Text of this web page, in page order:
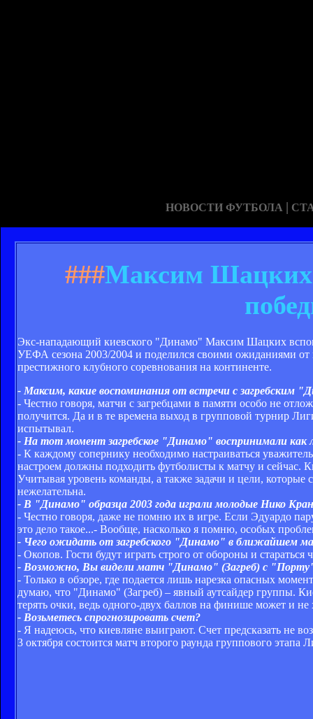
НОВОСТИ ФУТБОЛА |
###Максим
Экс-нападающий киевского "Динамо" Максим Шацких
УЕФА сезона 2003/2004 и поделился своими ожиданиями
престижного клубного соревнования на континенте.
- Максим, какие воспоминания от встречи с загребским
- Честно говоря, матчи с загребцами в памяти особо не
получится. Да и в те времена выход в групповой турнир
испытывал.
- На тот момент загребское "Динамо" воспринимали как
- К каждому сопернику необходимо настраиваться
настроем должны подходить футболисты к матчу и сейчас.
Учитывая уровень команды, а также задачи и цели, которые
нежелательна.
- В "Динамо" образца 2003 года играли молодые Нико
- Честно говоря, даже не помню их в игре. Если Эдуардо
это дело такое...- Вообще, насколько я помню, особых
- Чего ожидать от загребского "Динамо" в ближайшем
- Окопов. Гости будут играть строго от обороны и стараться
- Возможно, Вы видели матч "Динамо" (Загреб) с "Порту"
- Только в обзоре, где подается лишь нарезка опасных
думаю, что "Динамо" (Загреб) – явный аутсайдер группы.
терять очки, ведь одного-двух баллов на финише может и
- Возьметесь спрогнозировать счет?
- Я надеюсь, что киевляне выиграют. Счет предсказать не
3 октября состоится матч второго раунда группового